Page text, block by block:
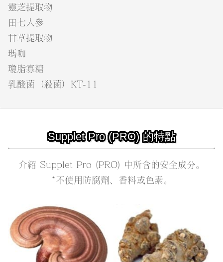
靈芝提取物
田七人參
甘草提取物
瑪咖
瓊脂寡糖
乳酸菌（殺菌）KT-11
Supplet Pro (PRO) 的特點
介紹 Supplet Pro (PRO) 中所含的安全成分。
*不使用防腐劑、香料或色素。